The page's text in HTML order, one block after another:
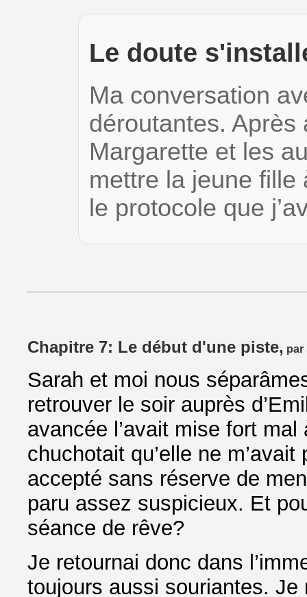
Le doute
Ma conversation
déroutantes. Après
Margarette et les
mettre la jeune fille
le protocole que
Chapitre 7: Le début d'une piste, par
Sarah et moi nous
retrouver le soir auprès
avancée l’avait mise fort
chuchotait qu’elle ne
accepté sans réserve de
paru assez suspicieux. Et
séance de rêve?
Je retournai donc dans
toujours aussi souriantes.